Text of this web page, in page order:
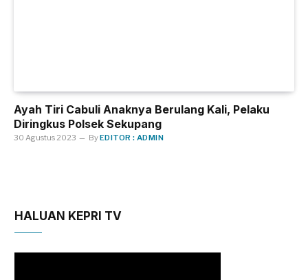
Ayah Tiri Cabuli Anaknya Berulang Kali, Pelaku
Diringkus Polsek Sekupang
30 Agustus 2023 ByEDITOR : ADMIN
HALUAN KEPRI TV